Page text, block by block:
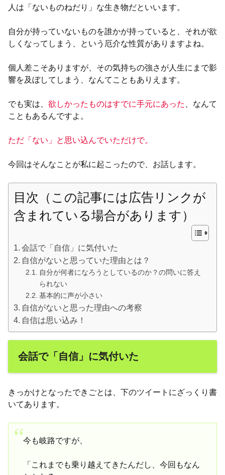
人は「ないものねだり」な生き物だといいます。
自分が持っていないものを誰かが持っていると、それが欲
しくなってしまう、という厄介な性質がありますよね。
個人差こそありますが、その気持ちの強さが人生にまで影
響を及ぼしてしまう、なんてこともありえます。
でも実は、 欲しかったものはすでに手元にあった
、なんて
こともあるんですよ。
ただ「ない」と思い込んでいただけで。
今回はそんなことが私に起こったので、お話します。
目次（この記事には広告リンクが
含まれている場合があります）
会話で「自信」に気付いた
自信がないと思っていた理由とは？
自分が何者になろうとしているのか？の問いに答え
られない
基本的に声が小さい
自信がないと思った理由への考察
自信は思い込み！
会話で「自信」に気付いた
きっかけとなったできごとは、下のツイートにざっくり書
いてあります。
今も岐路ですが、
「これまでも乗り越えてきたんだし、今回もなん